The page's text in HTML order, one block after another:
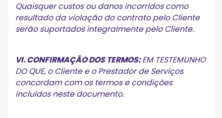
Quaisquer custos ou danos incorridos como
resultado da violação do contrato pelo Cliente
serão suportados integralmente pelo Cliente.
VI. CONFIRMAÇÃO DOS TERMOS:EM TESTEMUNHO
DO QUE, o Cliente e o Prestador de Serviços
concordam com os termos e condições
incluídos neste documento.